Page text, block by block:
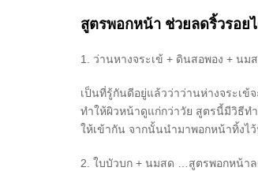
สูตรพอกหน้า ช่วยลดริ้วรอย
1. ว่านหางจระเข้ + ดินสอพอง + น
เป็นที่รู้กันดีอยู่แล้วว่าว่านห่างจระเ
ทำให้ผิวหน้าดูแก่กว่าวัย สูตรนี้มีวิธี
ให้เข้ากัน จากนั้นนำมาพอกหน้าทิ้งไ
2. ใบบัวบก + นมสด …สูตรพอกหน้า